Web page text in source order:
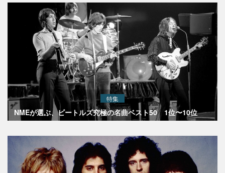
特集
NMEが選ぶ、ビートルズ究極の名曲ベスト50 1位〜10位